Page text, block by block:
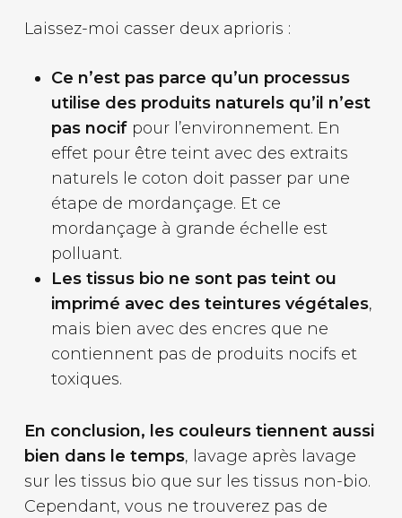
Laissez-moi casser deux aprioris :
Ce n’est pas parce qu’un processus
utilise des produits naturels qu’il n’est
pas nocifpour l’environnement. En
effet pour être teint avec des extraits
naturels le coton doit passer par une
étape de mordançage. Et ce
mordançage à grande échelle est
polluant.
Les tissus bio ne sont pas teint ou
imprimé avec des teintures végétales,
mais bien avec des encres que ne
contiennent pas de produits nocifs et
toxiques.
En conclusion, les couleurs tiennent aussi
bien dans le temps, lavage après lavage
sur les tissus bio que sur les tissus non-bio.
Cependant, vous ne trouverez pas de